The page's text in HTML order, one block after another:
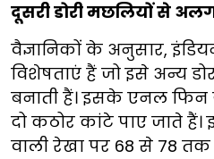
दूसरी डोरी मछलियों से अलग
वैज्ञानिकों के अनुसार,
विशेषताएं हैं जो इसे अन्य
बनाती हैं। इसके एनल फिन
दो कठोर कांटे पाए जाते
वाली रेखा पर 68 से 78